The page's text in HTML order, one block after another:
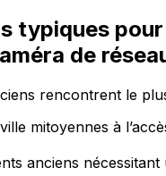
typiques pour
de
rencontrent le
mitoyennes à
anciens nécessitant